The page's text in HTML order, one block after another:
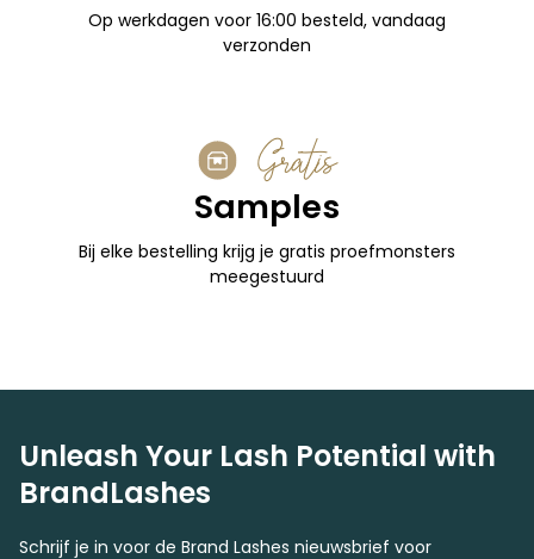
Op werkdagen voor 16:00 besteld, vandaag
verzonden
Gratis
Samples
Bij elke bestelling krijg je gratis proefmonsters
meegestuurd
Unleash Your Lash Potential with
BrandLashes
Schrijf je in voor de Brand Lashes nieuwsbrief voor